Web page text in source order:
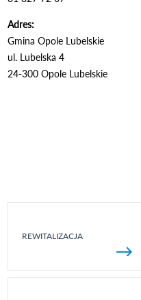
Adres:
Gmina Opole Lubelskie
ul. Lubelska 4
24-300 Opole Lubelskie
REWITALIZACJA